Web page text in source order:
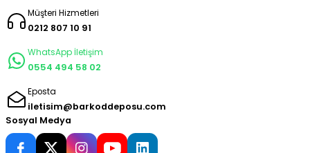
Müşteri Hizmetleri
0212 807 10 91
WhatsApp İletişim
0554 494 58 02
Eposta
iletisim@barkoddeposu.com
Sosyal Medya